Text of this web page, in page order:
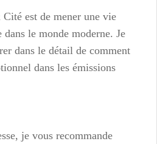
est de mener une vie
le monde moderne. Je
dans le détail de comment
dans les émissions
je vous recommande